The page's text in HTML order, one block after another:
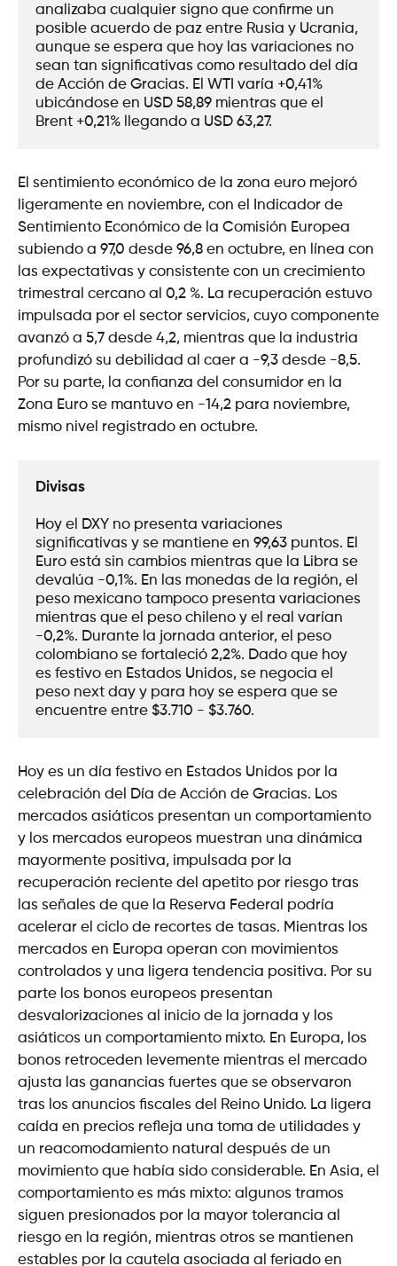
analizaba cualquier signo que confirme un
posible acuerdo de paz entre Rusia y Ucrania,
aunque se espera que hoy las variaciones no
sean tan significativas como resultado del día
de Acción de Gracias. El WTI varía +0,41%
ubicándose en USD 58,89 mientras que el
Brent +0,21% llegando a USD 63,27.
El sentimiento económico de la zona euro mejoró
ligeramente en noviembre, con el Indicador de
Sentimiento Económico de la Comisión Europea
subiendo a 97,0 desde 96,8 en octubre, en línea con
las expectativas y consistente con un crecimiento
trimestral cercano al 0,2 %. La recuperación estuvo
impulsada por el sector servicios, cuyo componente
avanzó a 5,7 desde 4,2, mientras que la industria
profundizó su debilidad al caer a -9,3 desde -8,5.
Por su parte, la confianza del consumidor en la
Zona Euro se mantuvo en -14,2 para noviembre,
mismo nivel registrado en octubre.
Divisas
Hoy el DXY no presenta variaciones
significativas y se mantiene en 99,63 puntos. El
Euro está sin cambios mientras que la Libra se
devalúa -0,1%. En las monedas de la región, el
peso mexicano tampoco presenta variaciones
mientras que el peso chileno y el real varían
-0,2%. Durante la jornada anterior, el peso
colombiano se fortaleció 2,2%. Dado que hoy
es festivo en Estados Unidos, se negocia el
peso next day y para hoy se espera que se
encuentre entre $3.710 - $3.760.
Hoy es un día festivo en Estados Unidos por la
celebración del Día de Acción de Gracias. Los
mercados asiáticos presentan un comportamiento
y los mercados europeos muestran una dinámica
mayormente positiva, impulsada por la
recuperación reciente del apetito por riesgo tras
las señales de que la Reserva Federal podría
acelerar el ciclo de recortes de tasas. Mientras los
mercados en Europa operan con movimientos
controlados y una ligera tendencia positiva. Por su
parte los bonos europeos presentan
desvalorizaciones al inicio de la jornada y los
asiáticos un comportamiento mixto. En Europa, los
bonos retroceden levemente mientras el mercado
ajusta las ganancias fuertes que se observaron
tras los anuncios fiscales del Reino Unido. La ligera
caída en precios refleja una toma de utilidades y
un reacomodamiento natural después de un
movimiento que había sido considerable. En Asia, el
comportamiento es más mixto: algunos tramos
siguen presionados por la mayor tolerancia al
riesgo en la región, mientras otros se mantienen
estables por la cautela asociada al feriado en